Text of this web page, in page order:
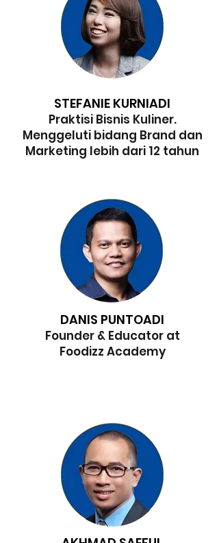
STEFANIE KURNIADI
Praktisi Bisnis Kuliner.
Menggeluti bidang Brand dan
Marketing lebih dari 12 tahun
DANIS PUNTOADI
Founder & Educator at
Foodizz Academy